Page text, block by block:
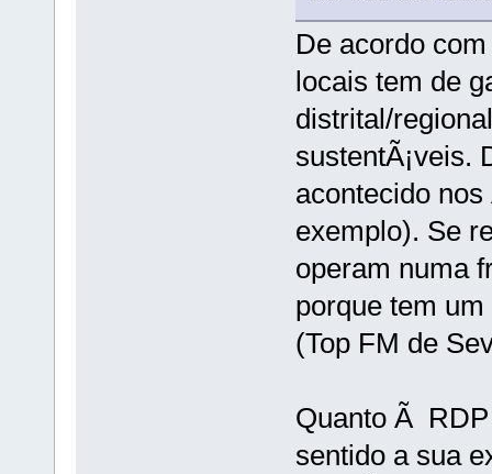
De acordo
locais tem de
distrital/
sustentÃ¡veis.
acontecido
exemplo). Se
operam numa
porque tem
(Top FM de
Quanto Ã RDP
sentido a sua